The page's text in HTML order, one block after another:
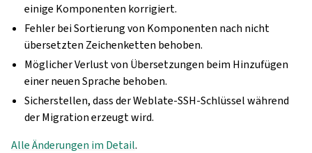
einige Komponenten korrigiert.
Fehler bei Sortierung von Komponenten nach nicht
übersetzten Zeichenketten behoben.
Möglicher Verlust von Übersetzungen beim Hinzufügen
einer neuen Sprache behoben.
Sicherstellen, dass der Weblate-SSH-Schlüssel während
der Migration erzeugt wird.
Alle Änderungen im Detail.